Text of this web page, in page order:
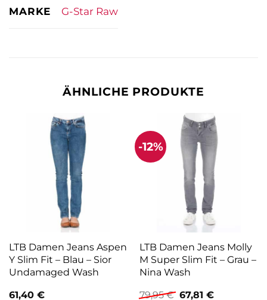
MARKE G-Star Raw
ÄHNLICHE PRODUKTE
LTB Damen Jeans Aspen
Y Slim Fit – Blau – Sior
Undamaged Wash
61,40 €
-12%
LTB Damen Jeans Molly
M Super Slim Fit – Grau –
Nina Wash
79,95€ Ursprünglicher
67,81 €Aktueller